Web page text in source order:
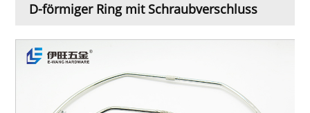
D-förmiger Ring mit Schraubverschluss